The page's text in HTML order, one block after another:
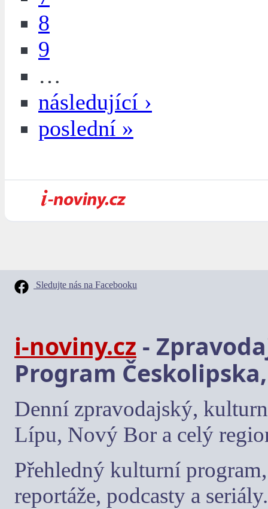
8
9
…
následující ›
poslední »
Sledujte nás na Facebooku
i-noviny.cz -
Program
Denní zpravodajský,
Lípu, Nový Bor a celý
Přehledný kulturní
reportáže, podcasty a seriály.